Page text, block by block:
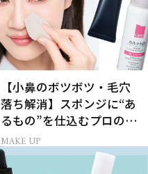
【小鼻のボツボツ・毛穴
落ち解消】スポンジに“あ
るもの”を仕込むプロの超
簡単メイクテク
MAKE UP